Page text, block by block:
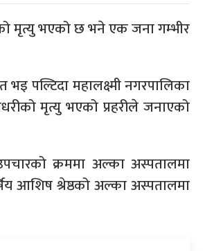
मृत्यु भएको छ भने एक जना गम्भीर
पल्टिदा महालक्ष्मी नगरपालिका
मृत्यु भएको प्रहरीले जनाएको
क्रममा अल्का अस्पतालमा
आशिष श्रेष्ठको अल्का अस्पतालमा